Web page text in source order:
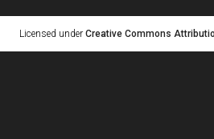
Licensed under Creative Commons